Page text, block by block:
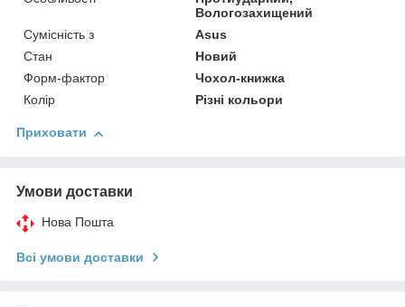
Вологозахищений
Сумісність з
Asus
Стан
Новий
Форм-фактор
Чохол-книжка
Колір
Різні кольори
Приховати
Умови доставки
Нова Пошта
Всі умови доставки